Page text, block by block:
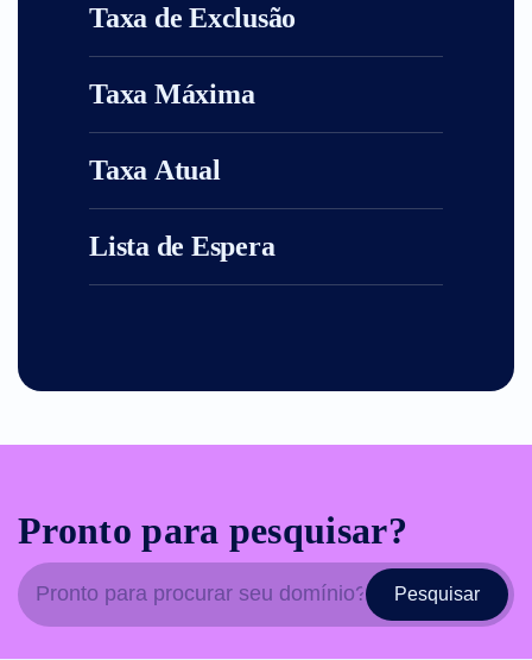
Taxa de Exclusão
Taxa Máxima
Taxa Atual
Lista de Espera
Pronto para pesquisar?
Pesquisar